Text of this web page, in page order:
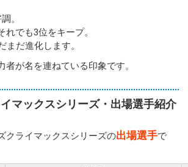
。
でも3位をキープ。
まだ進化します。
者が名を連ねている印象です。
マックスシリーズ・出場選手紹介
クライマックスシリーズの出場選手で